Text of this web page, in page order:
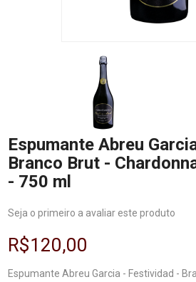
Espumante Abreu
Branco Brut -
- 750 ml
Seja o primeiro a avaliar este produto
R$120,00
Espumante Abreu Garcia - Festividad -